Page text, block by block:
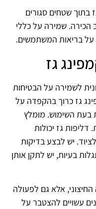
בתוך שטחים סגורים
הכירה. שמירה על כללי
על בריאות המשתמשים.
גז
לשמירה על הבטיחות
גז כרוך בהקפדה על
בעת השימוש. מומלץ
דליפות גז יכולות
יש לבצע בדיקות
בעיות, יש לתקן אותן
אלא גם לפעולה
עשויים להצטבר על